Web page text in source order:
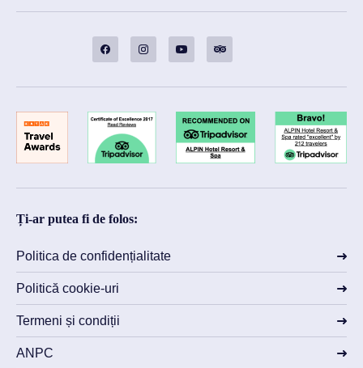
Ți-ar putea fi de folos:
Politica de confidențialitate
Politică cookie-uri
Termeni și condiții
ANPC